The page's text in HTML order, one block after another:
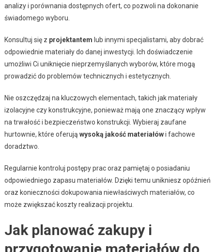
analizy i porównania dostępnych ofert, co pozwoli na dokonanie
świadomego wyboru.
Konsultuj się z projektantem lub innymi specjalistami, aby dobrać
odpowiednie materiały do danej inwestycji. Ich doświadczenie
umożliwi Ci uniknięcie nieprzemyślanych wyborów, które mogą
prowadzić do problemów technicznych i estetycznych.
Nie oszczędzaj na kluczowych elementach, takich jak materiały
izolacyjne czy konstrukcyjne, ponieważ mają one znaczący wpływ
na trwałość i bezpieczeństwo konstrukcji. Wybieraj zaufane
hurtownie, które oferują wysoką jakość materiałówi fachowe
doradztwo.
Regularnie kontroluj postępy prac oraz pamiętaj o posiadaniu
odpowiedniego zapasu materiałów. Dzięki temu unikniesz opóźnień
oraz konieczności dokupowania niewłaściwych materiałów, co
może zwiększać koszty realizacji projektu.
Jak planować zakupy i